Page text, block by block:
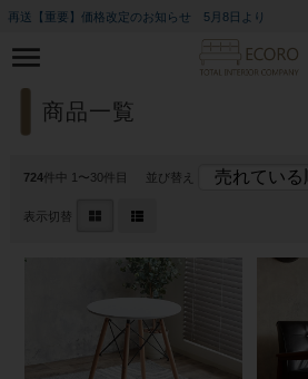
再送【重要】価格改定のお知らせ 5月8日より
商品一覧
724件中 1〜30件目 並び替え
表示切替